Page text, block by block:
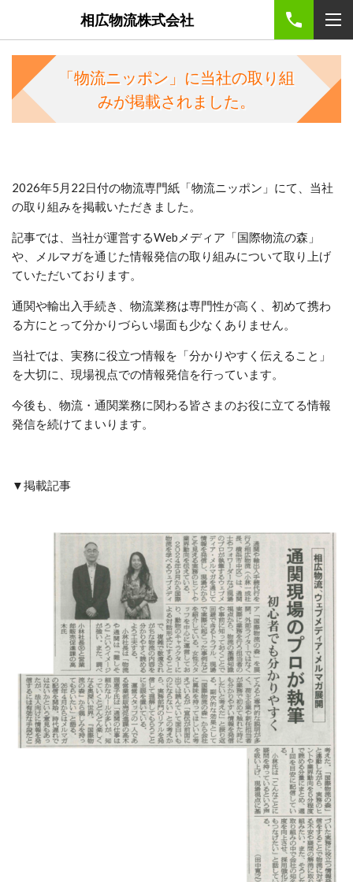
相広物流株式会社
「物流ニッポン」に当社の取り組
みが掲載されました。
2026年5月22日付の物流専門紙「物流ニッポン」にて、当社
の取り組みを掲載いただきました。
記事では、当社が運営するWebメディア「国際物流の森」
や、メルマガを通じた情報発信の取り組みについて取り上げ
ていただいております。
通関や輸出入手続き、物流業務は専門性が高く、初めて携わ
る方にとって分かりづらい場面も少なくありません。
当社では、実務に役立つ情報を「分かりやすく伝えること」
を大切に、現場視点での情報発信を行っています。
今後も、物流・通関業務に関わる皆さまのお役に立てる情報
発信を続けてまいります。
▼掲載記事